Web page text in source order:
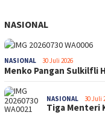
NASIONAL
NASIONAL 30 Juli 2026
Menko Pangan Sulkilfli
NASIONAL 30 Juli
Tiga Menteri